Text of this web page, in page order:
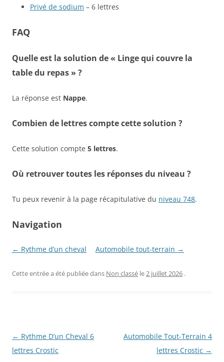
Privé de sodium – 6 lettres
FAQ
Quelle est la solution de « Linge qui couvre la
table du repas » ?
La réponse est Nappe.
Combien de lettres compte cette solution ?
Cette solution compte 5 lettres.
Où retrouver toutes les réponses du niveau ?
Tu peux revenir à la page récapitulative du niveau 748.
Navigation
← Rythme d’un cheval Automobile tout-terrain →
Cette entrée a été publiée dans Non classé le2 juillet 2026 .
Navigation
des
← Rythme D’un Cheval 6
lettres Crostic
Automobile Tout-Terrain 4
lettres Crostic →